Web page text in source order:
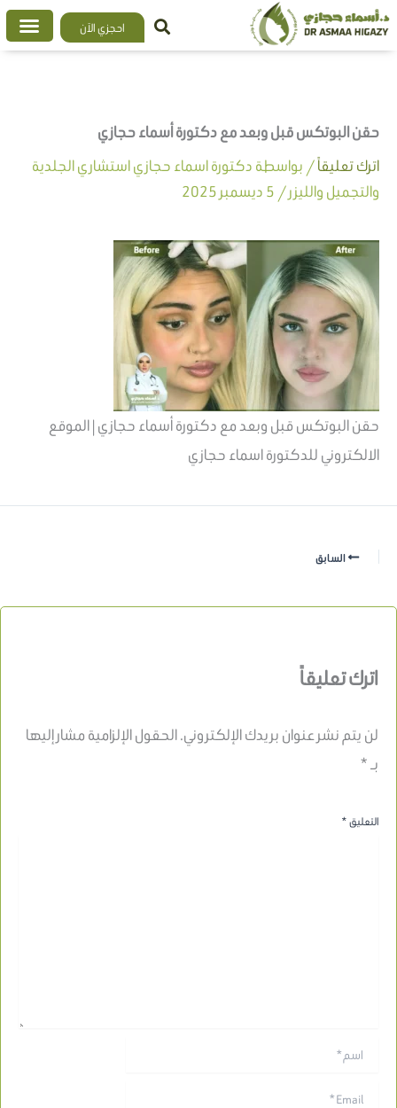
تخطي
إلى
احجزي الآن
حقن البوتكس قبل وبعد مع دكتورة أسماء حجازي
اترك تعليقاً/ بواسطة دكتورة اسماء حجازي استشاري الجلدية
والتجميل والليزر/ 5 ديسمبر 2025
حقن البوتكس قبل وبعد مع دكتورة أسماء حجازي | الموقع
الالكتروني للدكتورة اسماء حجازي
السابق
اترك تعليقاً
لن يتم نشر عنوان بريدك الإلكتروني.الحقول الإلزامية مشار إليها
بـ*
التعليق*